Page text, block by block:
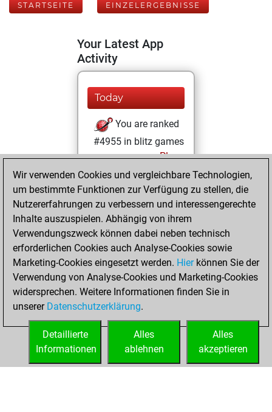
STARTSEITE EINZELERGEBNISSE
Your Latest App
Activity
Today
You are ranked
#4955 in blitz games
Play
You played 400
blitz games
Play
You scored +95
=19 -286 in blitz
Dienstag, Mai 27,
2025
You created
your Play account
Wir verwenden Cookies und vergleichbare Technologien,
um bestimmte Funktionen zur Verfügung zu stellen, die
Nutzererfahrungen zu verbessern und interessengerechte
Inhalte auszuspielen. Abhängig von ihrem
Verwendungszweck können dabei neben technisch
erforderlichen Cookies auch Analyse-Cookies sowie
Marketing-Cookies eingesetzt werden. Hierkönnen Sie der
Verwendung von Analyse-Cookies und Marketing-Cookies
widersprechen. Weitere Informationen finden Sie in
unserer Datenschutzerklärung.
Alles
akzeptieren
Alles
ablehnen
Detaillierte
Informationen